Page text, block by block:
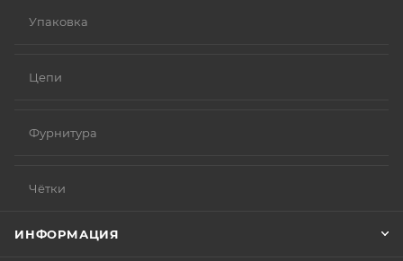
Упаковка
Цепи
Фурнитура
Чётки
ИНФОРМАЦИЯ